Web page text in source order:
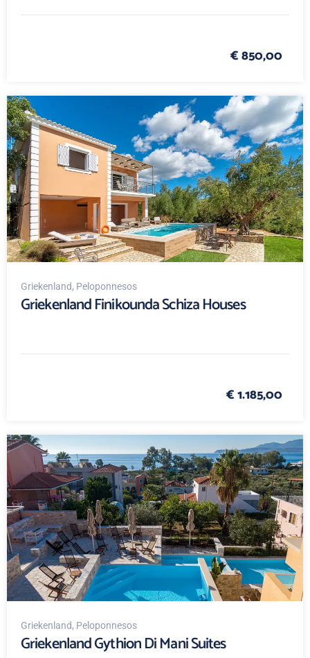
€ 850,00
Griekenland, Peloponnesos
Griekenland Finikounda Schiza Houses
€ 1.185,00
Griekenland, Peloponnesos
Griekenland Gythion Di Mani Suites